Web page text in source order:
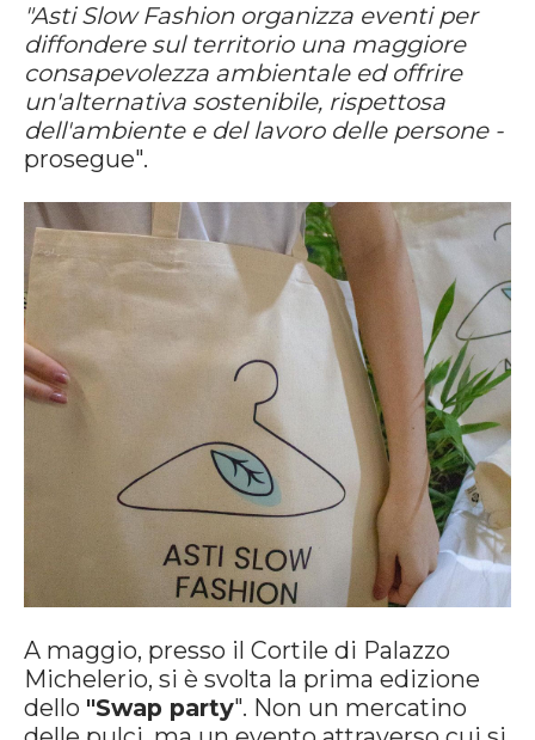
"Asti Slow Fashion organizza eventi per
diffondere sul territorio una maggiore
consapevolezza ambientale ed offrire
un'alternativa sostenibile, rispettosa
dell'ambiente e del lavoro delle persone -
prosegue".
A maggio, presso il Cortile di Palazzo
Michelerio, si è svolta la prima edizione
dello "Swap party". Non un mercatino